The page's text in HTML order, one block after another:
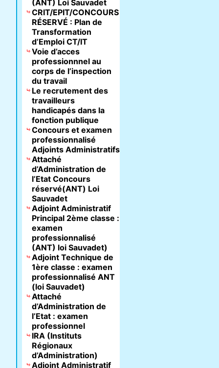
(ANT) Loi Sauvadet
CRIT/EPIT/CONCOURS
RÉSERVÉ : Plan de
Transformation
d’Emploi CT/IT
Voie d’acces
professionnnel au
corps de l’inspection
du travail
Le recrutement des
travailleurs
handicapés dans la
fonction publique
Concours et examen
professionnalisé
Adjoints Administratifs
Attaché
d’Administration de
l’Etat Concours
réservé(ANT) Loi
Sauvadet
Adjoint Administratif
Principal 2ème classe :
examen
professionnalisé
(ANT) loi Sauvadet)
Adjoint Technique de
1ère classe : examen
professionnalisé ANT
(loi Sauvadet)
Attaché
d’Administration de
l’Etat : examen
professionnel
IRA (Instituts
Régionaux
d’Administration)
Adjoint Administratif